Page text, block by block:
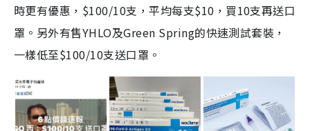
時更有優惠，$100/10支，平均每支$10，買10支再送口
罩。另外有售YHLO及Green Spring的快速測試套裝，
一樣低至$100/10支送口罩。